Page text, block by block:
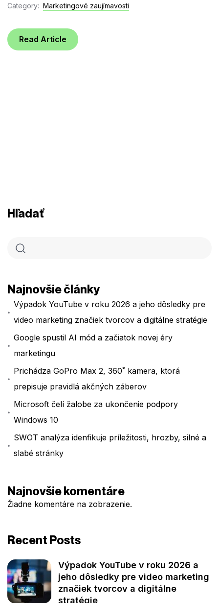
Category: Marketingové zaujímavosti
Read Article
Hľadať
Najnovšie články
Výpadok YouTube v roku 2026 a jeho dôsledky pre
video marketing značiek tvorcov a digitálne stratégie
Google spustil AI mód a začiatok novej éry
marketingu
Prichádza GoPro Max 2, 360˚ kamera, ktorá
prepisuje pravidlá akčných záberov
Microsoft čelí žalobe za ukončenie podpory
Windows 10
SWOT analýza idenfikuje príležitosti, hrozby, silné a
slabé stránky
Najnovšie komentáre
Žiadne komentáre na zobrazenie.
Recent Posts
Výpadok YouTube v roku 2026 a
jeho dôsledky pre video marketing
značiek tvorcov a digitálne
stratégie